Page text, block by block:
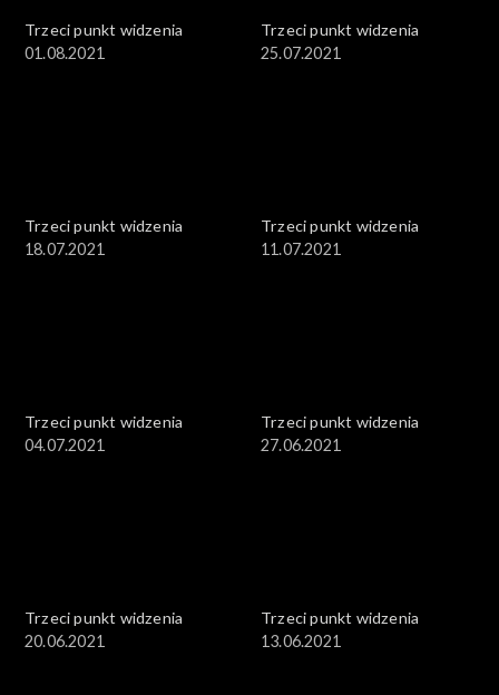
Trzeci punkt widzenia
01.08.2021
Trzeci punkt widzenia
25.07.2021
Trzeci punkt widzenia
18.07.2021
Trzeci punkt widzenia
11.07.2021
Trzeci punkt widzenia
04.07.2021
Trzeci punkt widzenia
27.06.2021
Trzeci punkt widzenia
20.06.2021
Trzeci punkt widzenia
13.06.2021